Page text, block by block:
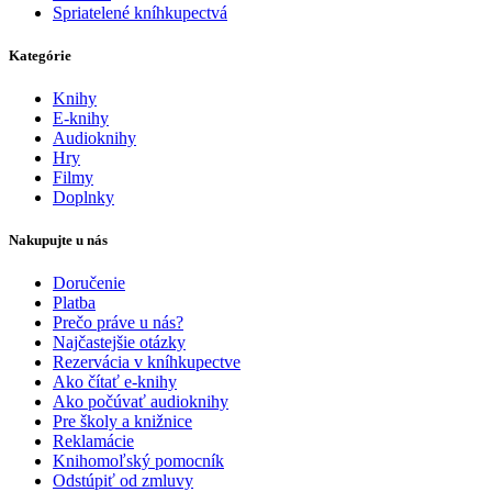
Spriatelené kníhkupectvá
Kategórie
Knihy
E-knihy
Audioknihy
Hry
Filmy
Doplnky
Nakupujte u nás
Doručenie
Platba
Prečo práve u nás?
Najčastejšie otázky
Rezervácia v kníhkupectve
Ako čítať e-knihy
Ako počúvať audioknihy
Pre školy a knižnice
Reklamácie
Knihomoľský pomocník
Odstúpiť od zmluvy